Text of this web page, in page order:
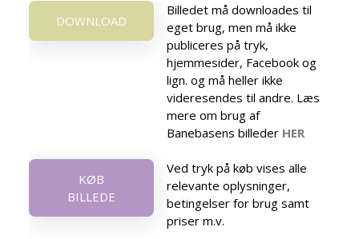
DOWNLOAD
Billedet må downloades til
eget brug, men må ikke
publiceres på tryk,
hjemmesider, Facebook og
lign. og må heller ikke
videresendes til andre. Læs
mere om brug af
Banebasens billeder HER
KØB
BILLEDE
Ved tryk på køb vises alle
relevante oplysninger,
betingelser for brug samt
priser m.v.